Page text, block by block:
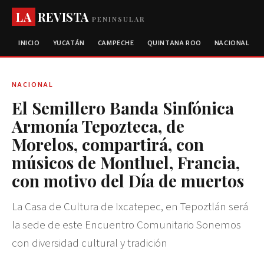
LA REVISTAPENINSULAR
INICIO YUCATÁN CAMPECHE QUINTANA ROO NACIONAL
NACIONAL
El Semillero Banda Sinfónica
Armonía Tepozteca, de
Morelos, compartirá, con
músicos de Montluel, Francia,
con motivo del Día de muertos
La Casa de Cultura de Ixcatepec, en Tepoztlán será
la sede de este Encuentro Comunitario Sonemos
con diversidad cultural y tradición